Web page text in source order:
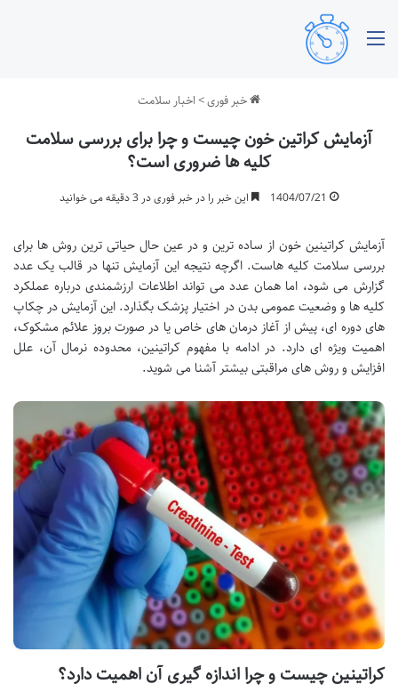
خبر فوری> اخبار سلامت
آزمایش کراتین خون چیست و چرا برای بررسی سلامت
کلیه ها ضروری است؟
1404/07/21 این خبر را در خبر فوری در 3 دقیقه می خوانید
آزمایش کراتینین خون از ساده ترین و در عین حال حیاتی ترین روش ها برای
بررسی سلامت کلیه هاست. اگرچه نتیجه این آزمایش تنها در قالب یک عدد
گزارش می شود، اما همان عدد می تواند اطلاعات ارزشمندی درباره عملکرد
کلیه ها و وضعیت عمومی بدن در اختیار پزشک بگذارد. این آزمایش در چکاپ
های دوره ای، پیش از آغاز درمان های خاص یا در صورت بروز علائم مشکوک،
اهمیت ویژه ای دارد. در ادامه با مفهوم کراتینین، محدوده نرمال آن، علل
افزایش و روش های مراقبتی بیشتر آشنا می شوید.
کراتینین چیست و چرا اندازه گیری آن اهمیت دارد؟